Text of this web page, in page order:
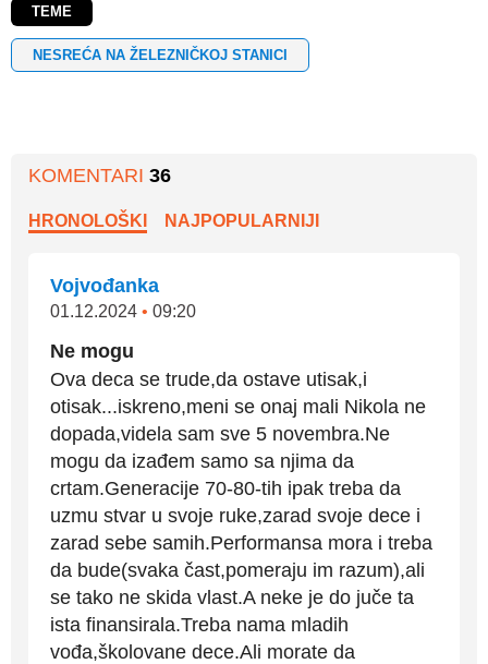
TEME
NESREĆA NA ŽELEZNIČKOJ STANICI
KOMENTARI 36
HRONOLOŠKI NAJPOPULARNIJI
Vojvođanka
01.12.2024 • 09:20
Ne mogu
Ova deca se trude,da ostave utisak,i
otisak...iskreno,meni se onaj mali Nikola ne
dopada,videla sam sve 5 novembra.Ne
mogu da izađem samo sa njima da
crtam.Generacije 70-80-tih ipak treba da
uzmu stvar u svoje ruke,zarad svoje dece i
zarad sebe samih.Performansa mora i treba
da bude(svaka čast,pomeraju im razum),ali
se tako ne skida vlast.A neke je do juče ta
ista finansirala.Treba nama mladih
vođa,školovane dece.Ali morate da